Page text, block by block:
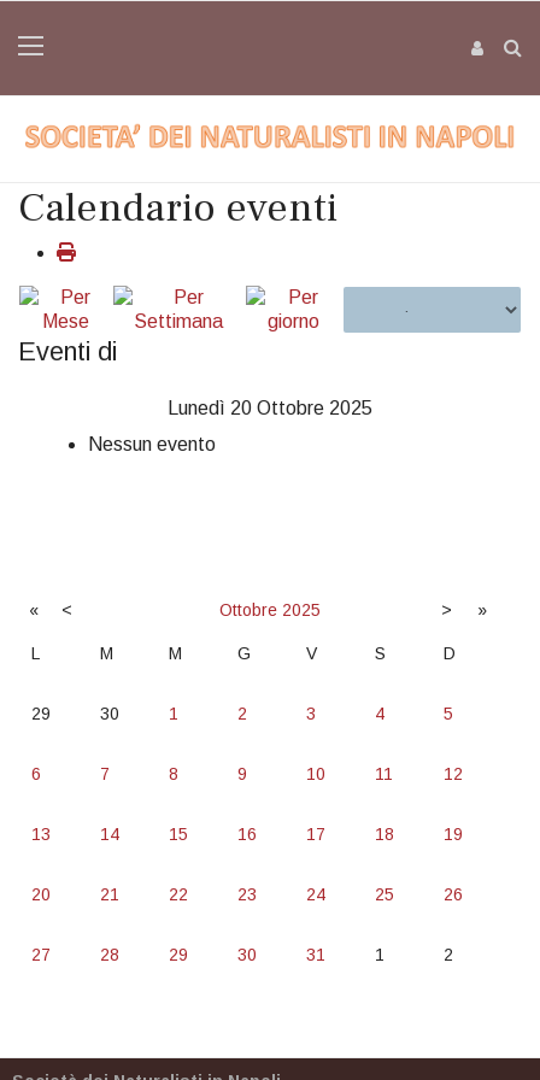
Calendario eventi
Eventi di
Lunedì 20 Ottobre 2025
Nessun evento
« < Ottobre 2025 > »
L M M G V S D
29 30 1 2 3 4 5
6 7 8 9 10 11 12
13 14 15 16 17 18 19
20 21 22 23 24 25 26
27 28 29 30 31 1 2